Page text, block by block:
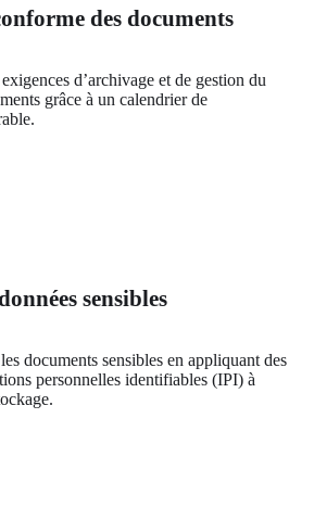
des documents
d’archivage et de gestion du
grâce à un calendrier de
sensibles
documents sensibles en appliquant des
personnelles identifiables (IPI) à